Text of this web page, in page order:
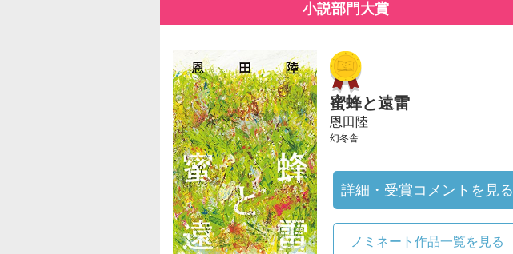
小説部門大賞
蜜蜂と遠雷
恩田陸
幻冬舎
詳細・受賞コメントを見る
ノミネート作品一覧を見る